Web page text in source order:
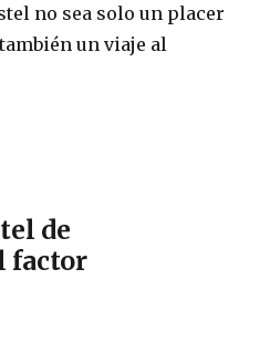
no sea solo un placer
un viaje al
de
factor